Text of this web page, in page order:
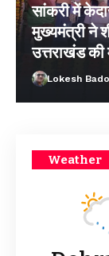
सांकरी में
मुख्यमंत्री ने
उत्तराखंड
Lokesh
Weather